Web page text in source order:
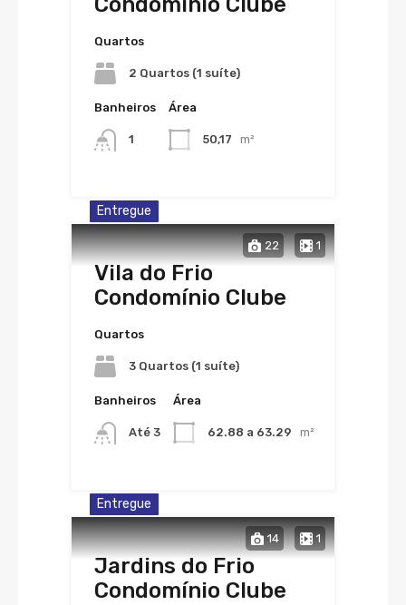
Quartos
2 Quartos (1 suíte)
Banheiros
1
Área
50,17 m²
22 1
Entregue
Vila do Frio
Condomínio Clube
Quartos
3 Quartos (1 suíte)
Banheiros
Até 3
Área
62.88 a 63.29 m²
14 1
Entregue
Jardins do Frio
Condomínio Clube